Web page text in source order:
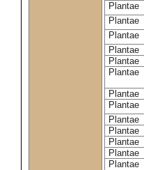
Plantae
Plantae
Plantae
Plantae
Plantae
Plantae
Plantae
Plantae
Plantae
Plantae
Plantae
Plantae
Plantae